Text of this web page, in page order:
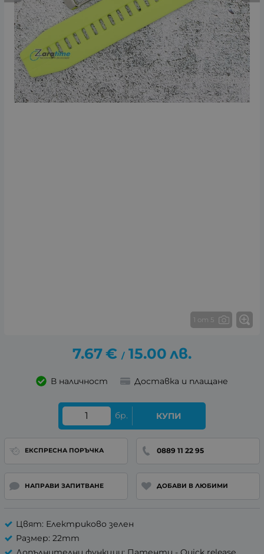
1 от 5
7.67€ / 15.00 лв.
В наличност Доставка и плащане
бр. КУПИ
ЕКСПРЕСНА ПОРЪЧКА 0889 11 22 95
НАПРАВИ ЗАПИТВАНЕ ДОБАВИ В ЛЮБИМИ
Цвят: Електриково зелен
Размер: 22mm